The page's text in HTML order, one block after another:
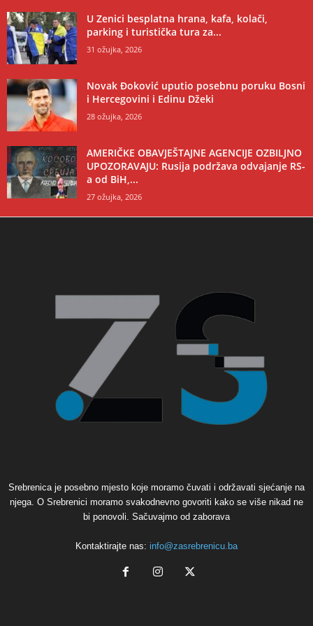
U Zenici besplatna hrana, kafa, kolači,
parking i turistička tura za...
31 ožujka, 2026
Novak Đoković uputio posebnu poruku Bosni
i Hercegovini i Edinu Džeki
28 ožujka, 2026
AMERIČKE OBAVJEŠTAJNE AGENCIJE OZBILJNO
UPOZORAVAJU: Rusija podržava odvajanje RS-
a od BiH,...
27 ožujka, 2026
Srebrenica je posebno mjesto koje moramo čuvati i održavati sjećanje na
njega. O Srebrenici moramo svakodnevno govoriti kako se više nikad ne
bi ponovoli. Sačuvajmo od zaborava
Kontaktirajte nas: info@zasrebrenicu.ba